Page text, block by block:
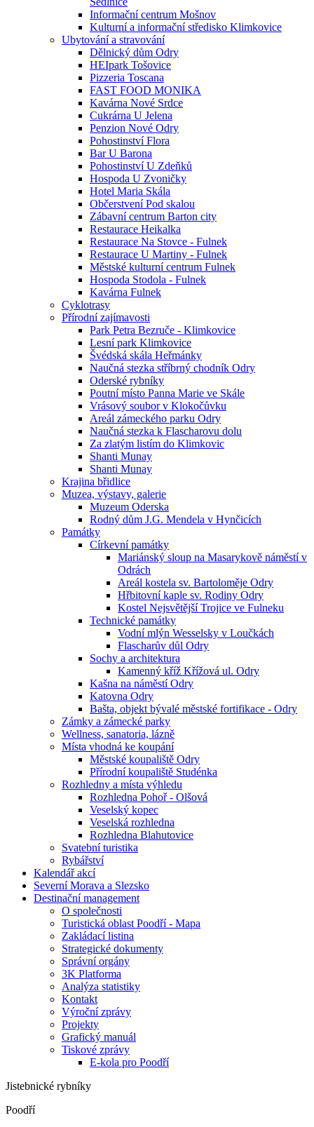
Informační centrum Mošnov
Kulturní a informační středisko Klimkovice
Ubytování a stravování
Dělnický dům Odry
HEIpark Tošovice
Pizzeria Toscana
FAST FOOD MONIKA
Kavárna Nové Srdce
Cukrárna U Jelena
Penzion Nové Odry
Pohostinství Flora
Bar U Barona
Pohostinství U Zdeňků
Hospoda U Zvoničky
Hotel Maria Skála
Občerstvení Pod skalou
Zábavní centrum Barton city
Restaurace Heikalka
Restaurace Na Stovce - Fulnek
Restaurace U Martiny - Fulnek
Městské kulturní centrum Fulnek
Hospoda Stodola - Fulnek
Kavárna Fulnek
Cyklotrasy
Přírodní zajímavosti
Park Petra Bezruče - Klimkovice
Lesní park Klimkovice
Švédská skála Heřmánky
Naučná stezka stříbrný chodník Odry
Oderské rybníky
Poutní místo Panna Marie ve Skále
Vrásový soubor v Klokočůvku
Areál zámeckého parku Odry
Naučná stezka k Flascharovu dolu
Za zlatým listím do Klimkovic
Shanti Munay
Shanti Munay
Krajina břidlice
Muzea, výstavy, galerie
Muzeum Oderska
Rodný dům J.G. Mendela v Hynčicích
Památky
Církevní památky
Mariánský sloup na Masarykově náměstí v
Odrách
Areál kostela sv. Bartoloměje Odry
Hřbitovní kaple sv. Rodiny Odry
Kostel Nejsvětější Trojice ve Fulneku
Technické památky
Vodní mlýn Wesselsky v Loučkách
Flascharův důl Odry
Sochy a architektura
Kamenný kříž Křížová ul. Odry
Kašna na náměstí Odry
Katovna Odry
Bašta, objekt bývalé městské fortifikace - Odry
Zámky a zámecké parky
Wellness, sanatoria, lázně
Místa vhodná ke koupání
Městské koupaliště Odry
Přírodní koupaliště Studénka
Rozhledny a místa výhledu
Rozhledna Pohoř - Olšová
Veselský kopec
Veselská rozhledna
Rozhledna Blahutovice
Svatební turistika
Rybářství
Kalendář akcí
Severní Morava a Slezsko
Destinační management
O společnosti
Turistická oblast Poodří - Mapa
Zakládací listina
Strategické dokumenty
Správní orgány
3K Platforma
Analýza statistiky
Kontakt
Výroční zprávy
Projekty
Grafický manuál
Tiskové zprávy
E-kola pro Poodří
Jistebnické rybníky
Poodří